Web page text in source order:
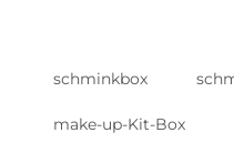
schminkbox
make-up-Kit-Box